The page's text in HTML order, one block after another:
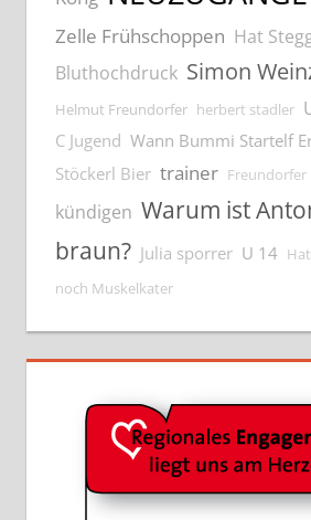
Zelle Frühschoppen Hat
Bluthochdruck Simon
Helmut Freundorfer herbert stadler
C Jugend Wann Bummi Startelf
Stöckerl Bier trainer Freundorfer
kündigen Warum ist
braun? Julia sporrer U 14
noch Muskelkater